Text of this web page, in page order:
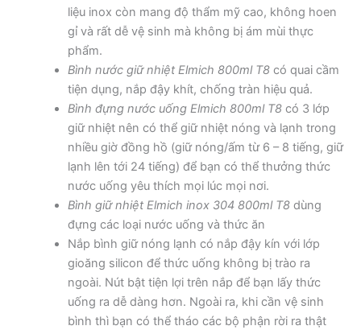
liệu inox còn mang độ thẩm mỹ cao, không hoen
gỉ và rất dễ vệ sinh mà không bị ám mùi thực
phẩm.
Bình nước giữ nhiệt Elmich 800ml T8có quai cầm
tiện dụng, nắp đậy khít, chống tràn hiệu quả.
Bình đựng nước uống Elmich 800ml T8có 3 lớp
giữ nhiệt nên có thể giữ nhiệt nóng và lạnh trong
nhiều giờ đồng hồ (giữ nóng/ấm từ 6 – 8 tiếng, giữ
lạnh lên tới 24 tiếng) để bạn có thể thưởng thức
nước uống yêu thích mọi lúc mọi nơi.
Bình giữ nhiệt Elmich inox 304 800ml T8dùng
đựng các loại nước uống và thức ăn
Nắp bình giữ nóng lạnh có nắp đậy kín với lớp
gioăng silicon để thức uống không bị trào ra
ngoài. Nút bật tiện lợi trên nắp để bạn lấy thức
uống ra dễ dàng hơn. Ngoài ra, khi cần vệ sinh
bình thì bạn có thể tháo các bộ phận rời ra thật